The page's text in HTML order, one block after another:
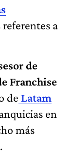
referentes a
de
Franchise
de Latam
en
más